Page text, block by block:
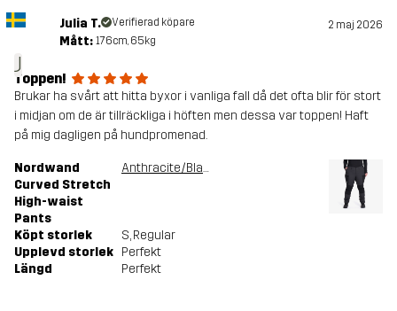
J
Julia T. Verifierad köpare 2 maj 2026
Mått: 176cm, 65kg
Toppen!
Brukar ha svårt att hitta byxor i vanliga fall då det ofta blir för stort
i midjan om de är tillräckliga i höften men dessa var toppen! Haft
på mig dagligen på hundpromenad.
Nordwand
Curved Stretch
High-waist
Pants
Anthracite/Black
Köpt storlek S, Regular
Upplevd storlek Perfekt
Längd
Perfekt